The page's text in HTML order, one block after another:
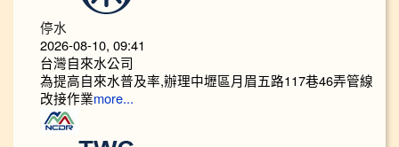
停水
2026-08-10, 09:41
台灣自來水公司
為提高自來水普及率,辦理中壢區月眉五路117巷46弄管線
改接作業more...